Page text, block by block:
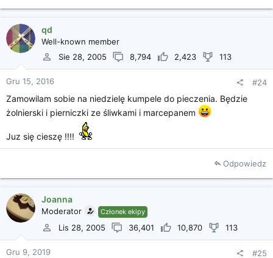
qd
Well-known member
Sie 28, 2005
8,794 2,423 113
Gru 15, 2016 #24
Zamowilam sobie na niedzielę kumpele do pieczenia. Będzie
żolnierski i pierniczki ze śliwkami i marcepanem
Juz się cieszę !!!!
Odpowiedz
Joanna
Moderator Członek ekipy
Lis 28, 2005 36,401 10,870 113
Gru 9, 2019 #25